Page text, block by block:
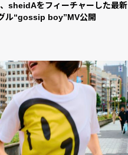
sheidAをフィーチャーした最新
ル“gossip boy”MV公開